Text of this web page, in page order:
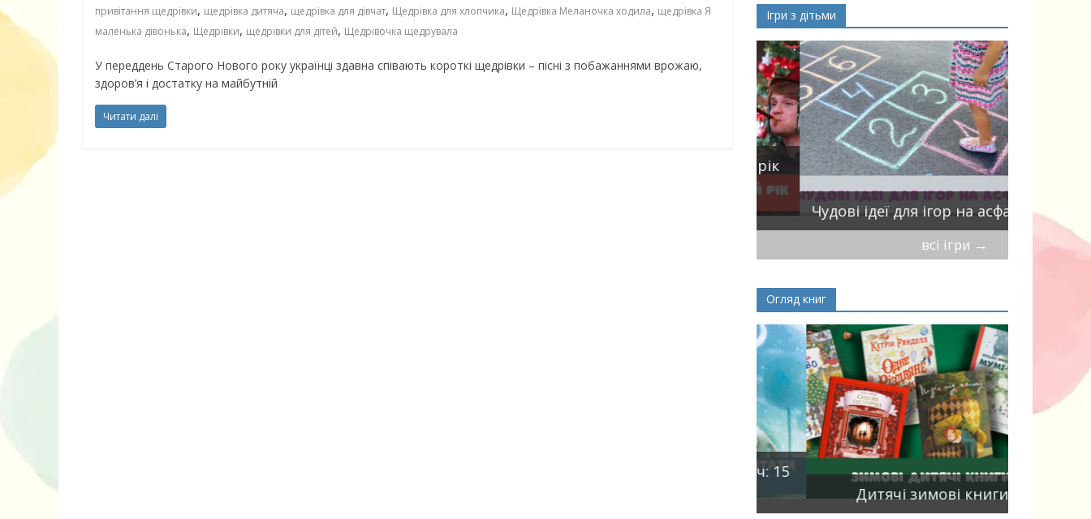
привітання щедрівки, щедрівка дитяча, щедрівка для дівчат, Щедрівка для хлопчика, Щедрівка Меланочка ходила, щедрівка Я
маленька дівонька, Щедрівки, щедрівки для дітей, Щедрівочка щедрувала
У переддень Старого Нового року українці здавна співають короткі щедрівки – пісні з побажаннями врожаю,
здоров’я і достатку на майбутній
Читати далі
Ігри з дітьми
Чудові ідеї для ігор на асфальті
мирись,
всі ігри →
Огляд книг
Дитячі зимові книги